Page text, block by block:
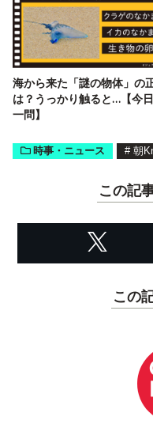
海から来た「謎の物体」の
は？うっかり触ると…【今
一問】
時事・ニュース # 朝
この記
この